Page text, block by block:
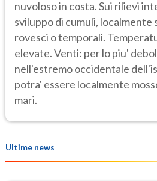
nuvoloso in costa. Sui rilievi
sviluppo di cumuli, localmente
rovesci o temporali.
elevate. Venti: per lo piu'
nell'estremo occidentale
potra' essere localmente
mari.
Ultime news